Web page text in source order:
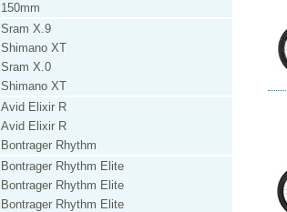
150mm
Sram X.9
Shimano XT
Sram X.0
Shimano XT
Avid Elixir R
Avid Elixir R
Bontrager Rhythm
Bontrager Rhythm Elite
Bontrager Rhythm Elite
Bontrager Rhythm Elite